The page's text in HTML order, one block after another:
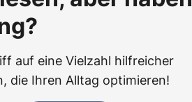
auf eine Vielzahl hilfreicher
die Ihren Alltag optimieren!